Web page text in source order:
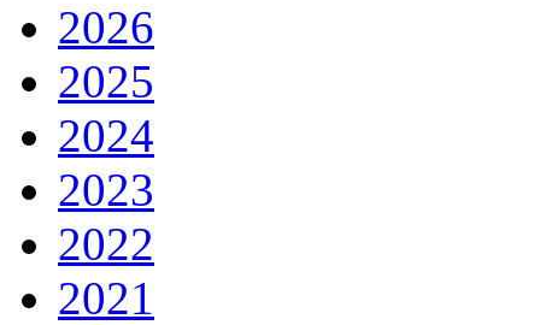
2026
2025
2024
2023
2022
2021